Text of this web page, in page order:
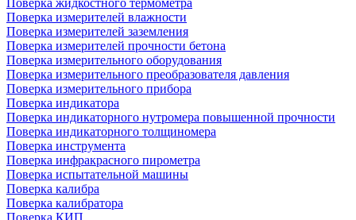
Поверка жидкостного термометра
Поверка измерителей влажности
Поверка измерителей заземления
Поверка измерителей прочности бетона
Поверка измерительного оборудования
Поверка измерительного преобразователя давления
Поверка измерительного прибора
Поверка индикатора
Поверка индикаторного нутромера повышенной прочности
Поверка индикаторного толщиномера
Поверка инструмента
Поверка инфракрасного пирометра
Поверка испытательной машины
Поверка калибра
Поверка калибратора
Поверка КИП